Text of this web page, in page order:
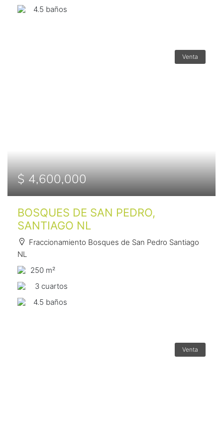
4.5 baños
Venta
$ 4,600,000
BOSQUES DE SAN PEDRO,
SANTIAGO NL
Fraccionamiento Bosques de San Pedro Santiago
NL
250 m²
3 сuartos
4.5 baños
Venta